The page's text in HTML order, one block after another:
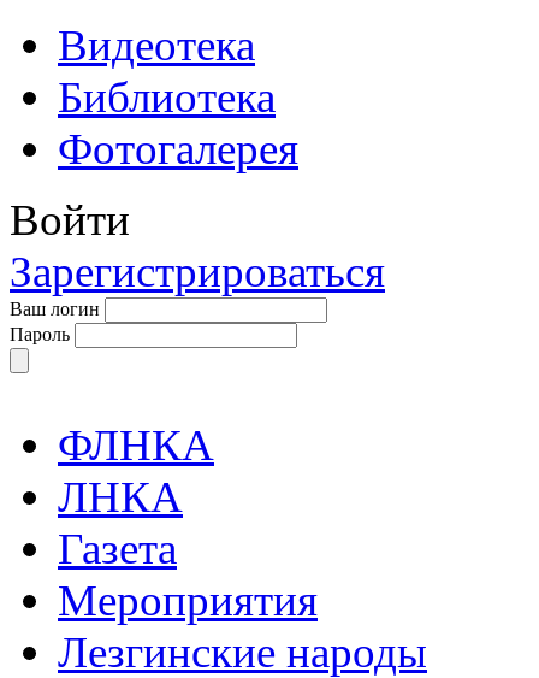
Видеотека
Библиотека
Фотогалерея
Войти
Зарегистрироваться
Ваш логин
Пароль
ФЛНКА
ЛНКА
Газета
Мероприятия
Лезгинские народы